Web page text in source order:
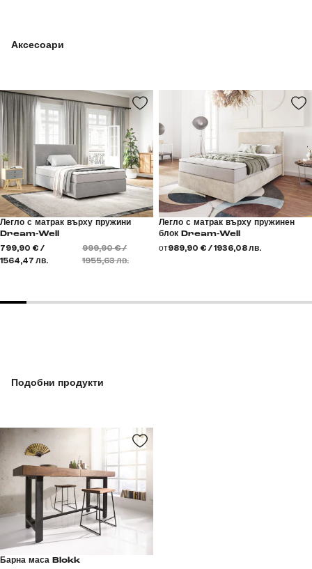
Подобни продукти
Барна маса Blokk
Аксесоари
Легло с матрак върху пружини
Dream-Well
799,90 € /
1564,47 лв.
999,90 € /
1955,63 лв.
Легло с матрак върху пружинен
блок Dream-Well
от989,90 € / 1936,08 лв.